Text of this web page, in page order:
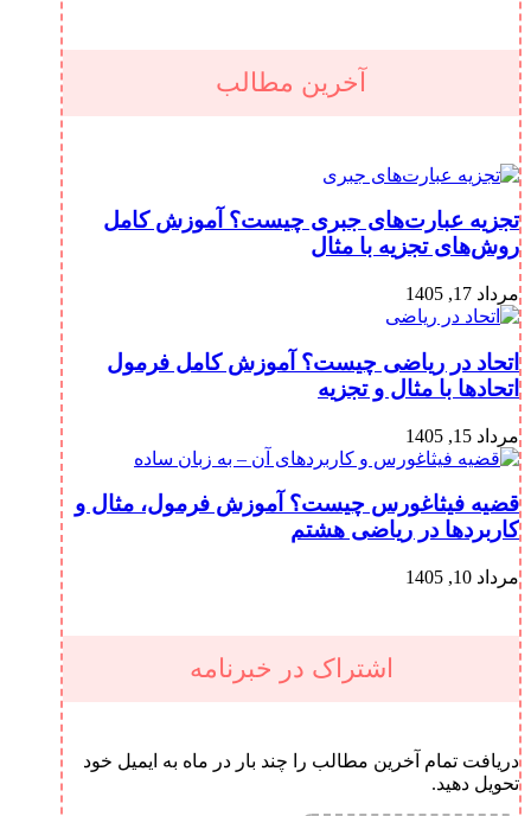
آخرین مطالب
تجزیه عبارت‌های جبری چیست؟ آموزش کامل
روش‌های تجزیه با مثال
مرداد 17, 1405
اتحاد در ریاضی چیست؟ آموزش کامل فرمول
اتحادها با مثال و تجزیه
مرداد 15, 1405
قضیه فیثاغورس چیست؟ آموزش فرمول، مثال و
کاربردها در ریاضی هشتم
مرداد 10, 1405
اشتراک در خبرنامه
دریافت تمام آخرین مطالب را چند بار در ماه به ایمیل خود
تحویل دهید.